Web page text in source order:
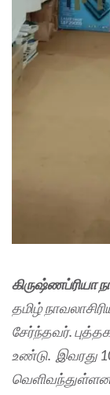
கிருஷ்ணப்ரியா
தமிழ்
சேர்ந்தவர்.
உண்டு. இவரது